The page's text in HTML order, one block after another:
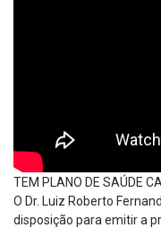
TEM PLANO DE SAÚDE
O Dr. Luiz Roberto
disposição para emitir a